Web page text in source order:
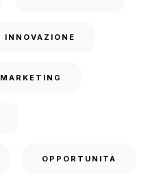
INNOVAZIONE
MARKETING
OPPORTUNITÀ